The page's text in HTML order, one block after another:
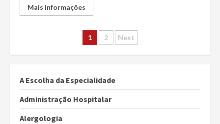
Mais informações
Paginação
dos
conteúdos
1 2 Next
A Escolha da Especialidade
Administração Hospitalar
Alergologia